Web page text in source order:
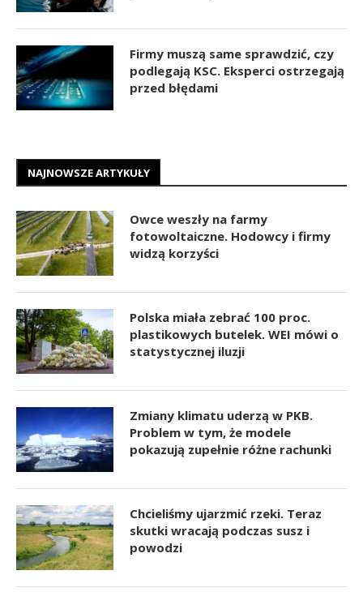
Firmy muszą same sprawdzić, czy
podlegają KSC. Eksperci ostrzegają
przed błędami
NAJNOWSZE ARTYKUŁY
Owce weszły na farmy
fotowoltaiczne. Hodowcy i firmy
widzą korzyści
Polska miała zebrać 100 proc.
plastikowych butelek. WEI mówi o
statystycznej iluzji
Zmiany klimatu uderzą w PKB.
Problem w tym, że modele
pokazują zupełnie różne rachunki
Chcieliśmy ujarzmić rzeki. Teraz
skutki wracają podczas susz i
powodzi